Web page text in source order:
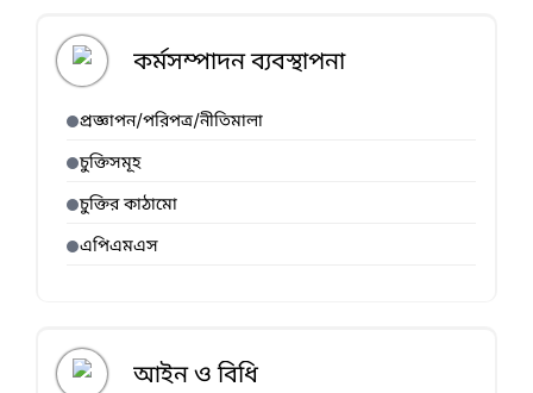
কর্মসম্পাদন ব্যবস্থাপনা
প্রজ্ঞাপন/পরিপত্র/নীতিমালা
চুক্তিসমূহ
চুক্তির কাঠামো
এপিএমএস
আইন ও বিধি